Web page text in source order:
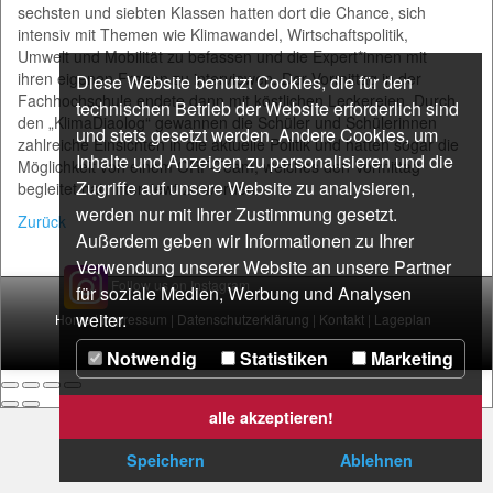
sechsten und siebten Klassen hatten dort die Chance, sich
intensiv mit Themen wie Klimawandel, Wirtschaftspolitik,
Umwelt und Mobilität zu befassen und die Expert*innen mit
ihren eigenen Fragen zu interviewen. Der Vormittag in der
Fachhochschule endete dann mit köstlichen Leckereien. Durch
den „KlimaDiaolog“ gewannen die Schüler und Schülerinnen
zahlreiche Einsichten in die aktuelle Politik und hatten sogar die
Möglichkeit von einem ORF-Team, welches den Vormittag
begleitet hat, interviewt zu werden.
Zurück
Follow us on Instagram
Home|Impressum | Datenschutzerklärung | Kontakt | Lageplan
Diese Website benutzt Cookies, die für den
technischen Betrieb der Website erforderlich sind
und stets gesetzt werden. Andere Cookies, um
Inhalte und Anzeigen zu personalisieren und die
Zugriffe auf unsere Website zu analysieren,
werden nur mit Ihrer Zustimmung gesetzt.
Außerdem geben wir Informationen zu Ihrer
Verwendung unserer Website an unsere Partner
für soziale Medien, Werbung und Analysen
weiter.
Notwendig
Statistiken Marketing
alle akzeptieren!
Speichern
Ablehnen